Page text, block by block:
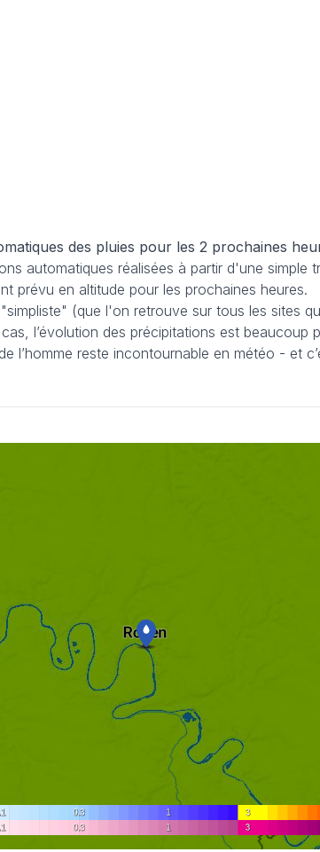
des pluies pour les 2 prochaines
automatiques réalisées à partir d'une simple
prévu en altitude pour les prochaines heures.
"simpliste" (que l'on retrouve sur tous les sites
l’évolution des précipitations est beaucoup
l’homme reste incontournable en météo - et
7 Août 2026
40 °C la semaine prochaine :
jusqu’où la fournaise va-t-elle
remonter en France ?
7 Août